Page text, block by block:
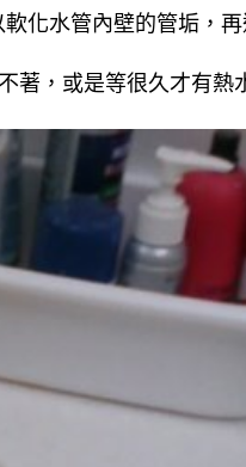
化水管內壁的管垢，
著，或是等很久才有熱